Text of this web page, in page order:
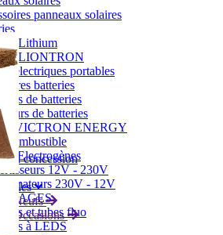
panneaux solaires
Lithium
LIONTRON
électriques portables
batteries
de batteries
de batteries
VICTRON ENERGY
combustible
Electrogènes
12V - 230V
230V - 12V
et tubes fluo
à LEDS
en concession
Neufs
Occasions